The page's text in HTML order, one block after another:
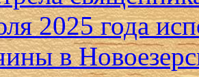
2025 года
в